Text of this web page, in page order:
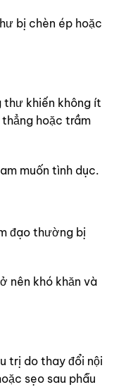
bị chèn ép hoặc
thư khiến không ít
hoặc trầm
muốn tình dục.
đạo thường bị
nên khó khăn và
trị do thay đổi nội
sẹo sau phẫu